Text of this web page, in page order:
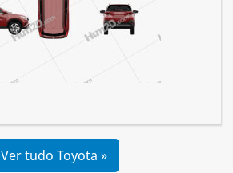
Ver tudo Toyota »